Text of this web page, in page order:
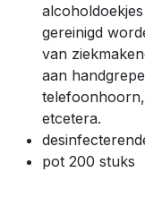
gereinigd
van
aan
etcetera.
pot 200 stuks